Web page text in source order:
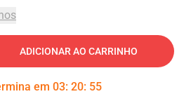
ADICIONAR AO CARRINHO
em 03: 20: 54